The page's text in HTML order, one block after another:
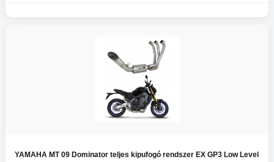
YAMAHA MT 09 Dominator teljes kipufogó rendszer EX GP3 Low Level